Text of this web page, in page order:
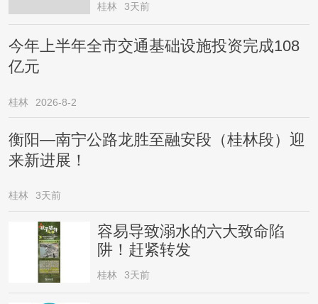
桂林 3天前
今年上半年全市交通基础设施投资完成108
亿元
桂林 2026-8-2
衡阳—南宁公路龙胜至融安段（桂林段）迎
来新进展！
桂林 3天前
容易导致溺水的六大致命陷
阱！赶紧转发
桂林 3天前